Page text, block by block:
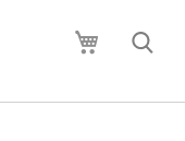
Моя